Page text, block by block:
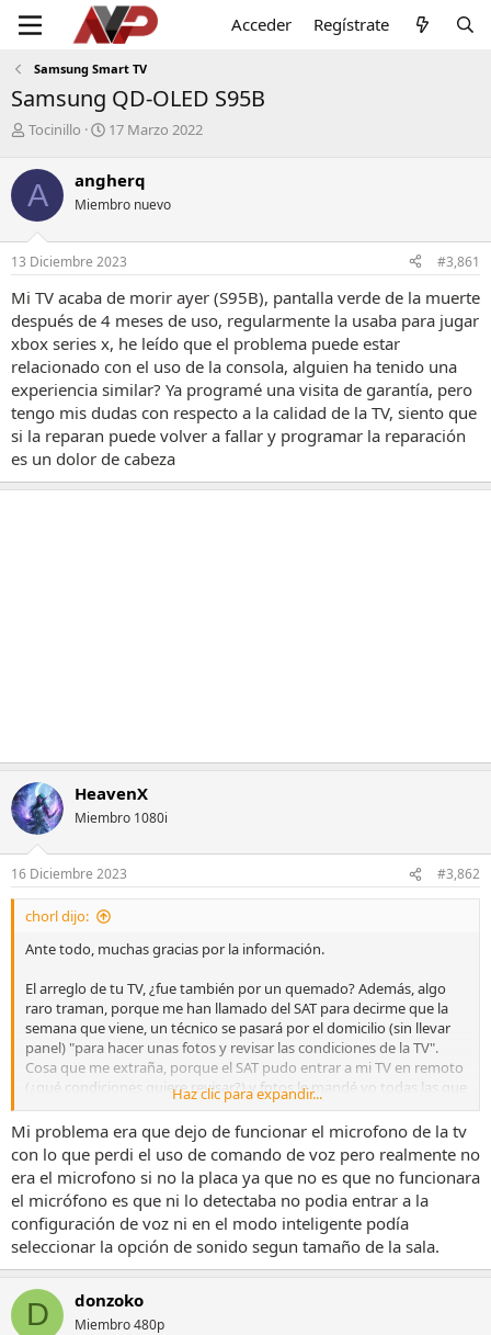
Acceder Regístrate
Samsung Smart TV
Samsung QD-OLED S95B
I
i
c
i
a
d
o
d
e
l
t
e
m
a
Tocinillo
F
h
a
e
i
i
c
i
o
17 Marzo 2022
A angherq
Miembro nuevo
13 Diciembre 2023 #3,861
Mi TV acaba de morir ayer (S95B), pantalla verde de la muerte
después de 4 meses de uso, regularmente la usaba para jugar
xbox series x, he leído que el problema puede estar
relacionado con el uso de la consola, alguien ha tenido una
experiencia similar? Ya programé una visita de garantía, pero
tengo mis dudas con respecto a la calidad de la TV, siento que
si la reparan puede volver a fallar y programar la reparación
es un dolor de cabeza
HeavenX
Miembro 1080i
16 Diciembre 2023 #3,862
chorl dijo:
Ante todo, muchas gracias por la información.
El arreglo de tu TV, ¿fue también por un quemado? Además, algo
raro traman, porque me han llamado del SAT para decirme que la
semana que viene, un técnico se pasará por el domicilio (sin llevar
panel) "para hacer unas fotos y revisar las condiciones de la TV".
Cosa que me extraña, porque el SAT pudo entrar a mi TV en remoto
(¿qué condiciones quiere revisar?) y fotos le mandé yo todas las que
me pidieron...
No entiendo que venga sin panel, la verdad...En la primera vez que
me la arreglaron, vinieron dos técnicos directamente con el panel...
En fin, muchas gracias por la respuesta, espero que al final no tenga
que pelearme demasiado con ellos.
Haz clic para expandir...
Mi problema era que dejo de funcionar el microfono de la tv
con lo que perdi el uso de comando de voz pero realmente no
era el microfono si no la placa ya que no es que no funcionara
el micrófono es que ni lo detectaba no podia entrar a la
configuración de voz ni en el modo inteligente podía
seleccionar la opción de sonido segun tamaño de la sala.
D donzoko
Miembro 480p